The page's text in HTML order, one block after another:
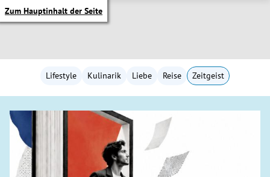
Zum Hauptinhalt der Seite
Lifestyle Kulinarik Liebe Reise Zeitgeist